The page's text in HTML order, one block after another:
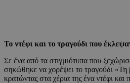
Το ντέφι και το τραγούδι που
Σε ένα από τα στιγμιότυπα που
σηκώθηκε να χορέψει το τραγούδι
κρατώντας στα χέρια της ένα ντέφι και